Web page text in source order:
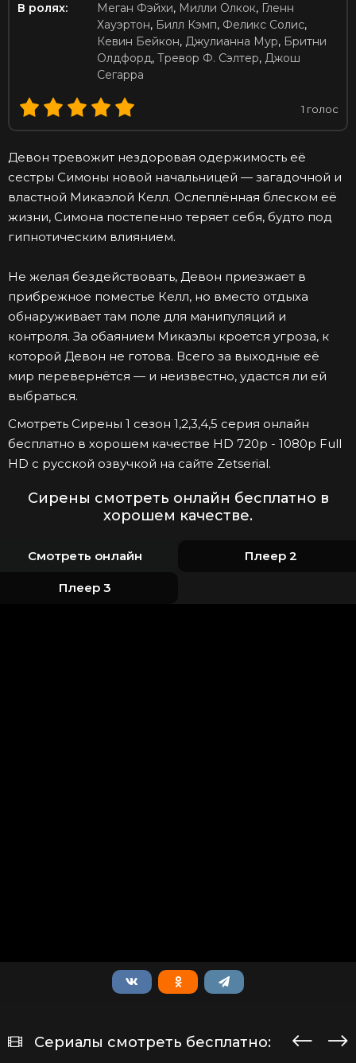
В ролях:
Меган Фэйхи, Милли Олкок, Гленн
Хауэртон, Билл Кэмп, Феликс Солис,
Кевин Бейкон, Джулианна Мур, Бритни
Олдфорд, Тревор Ф. Сэлтер, Джош
Сегарра
1 голос
Девон тревожит нездоровая одержимость её
сестры Симоны новой начальницей — загадочной и
властной Микаэлой Келл. Ослеплённая блеском её
жизни, Симона постепенно теряет себя, будто под
гипнотическим влиянием.
Не желая бездействовать, Девон приезжает в
прибрежное поместье Келл, но вместо отдыха
обнаруживает там поле для манипуляций и
контроля. За обаянием Микаэлы кроется угроза, к
которой Девон не готова. Всего за выходные её
мир перевернётся — и неизвестно, удастся ли ей
выбраться.
Смотреть Сирены 1 сезон 1,2,3,4,5 серия онлайн
бесплатно в хорошем качестве HD 720p - 1080p Full
HD с русской озвучкой на сайте Zetserial.
Сирены смотреть онлайн бесплатно в
хорошем качестве.
Смотреть онлайн Плеер 2
Плеер 3
Сериалы смотреть бесплатно: